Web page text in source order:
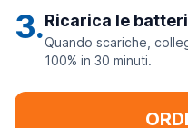
3.Ricarica le
Quando scariche,
100% in 30 minuti.